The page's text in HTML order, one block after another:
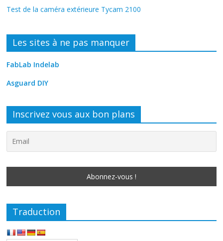
Test de la caméra extérieure Tycam 2100
Les sites à ne pas manquer
FabLab Indelab
Asguard DIY
Inscrivez vous aux bon plans
Traduction